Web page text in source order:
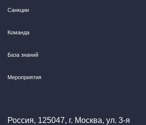
Санкции
Команда
База знаний
Мероприятия
Россия, 125047, г. Москва, ул. 3-я